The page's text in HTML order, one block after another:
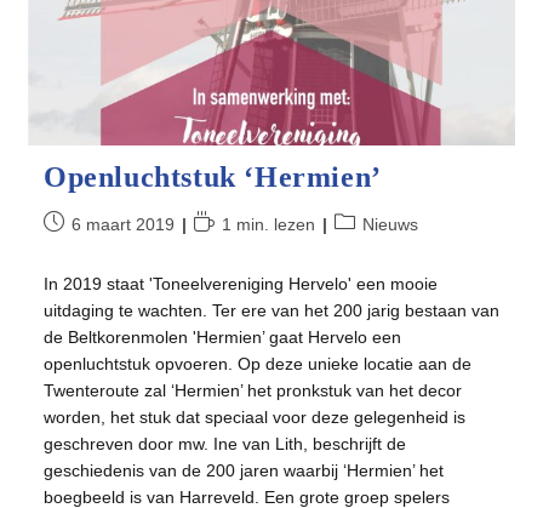
Openluchtstuk ‘Hermien’
Bericht6 maart 2019 Leestijd:1 min. lezen Berichtcategorie:
Nieuws
In 2019 staat 'Toneelvereniging Hervelo' een mooie
uitdaging te wachten. Ter ere van het 200 jarig bestaan van
de Beltkorenmolen 'Hermien’ gaat Hervelo een
openluchtstuk opvoeren. Op deze unieke locatie aan de
Twenteroute zal ‘Hermien’ het pronkstuk van het decor
worden, het stuk dat speciaal voor deze gelegenheid is
geschreven door mw. Ine van Lith, beschrijft de
geschiedenis van de 200 jaren waarbij ‘Hermien’ het
boegbeeld is van Harreveld. Een grote groep spelers